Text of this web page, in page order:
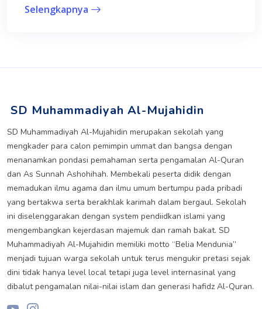
Selengkapnya
SD Muhammadiyah Al-Mujahidin
SD Muhammadiyah Al-Mujahidin merupakan sekolah yang
mengkader para calon pemimpin ummat dan bangsa dengan
menanamkan pondasi pemahaman serta pengamalan Al-Quran
dan As Sunnah Ashohihah. Membekali peserta didik dengan
memadukan ilmu agama dan ilmu umum bertumpu pada pribadi
yang bertakwa serta berakhlak karimah dalam bergaul. Sekolah
ini diselenggarakan dengan system pendiidkan islami yang
mengembangkan kejerdasan majemuk dan ramah bakat. SD
Muhammadiyah Al-Mujahidin memiliki motto “Belia Mendunia”
menjadi tujuan warga sekolah untuk terus mengukir pretasi sejak
dini tidak hanya level local tetapi juga level internasinal yang
dibalut pengamalan nilai-nilai islam dan generasi hafidz Al-Quran.